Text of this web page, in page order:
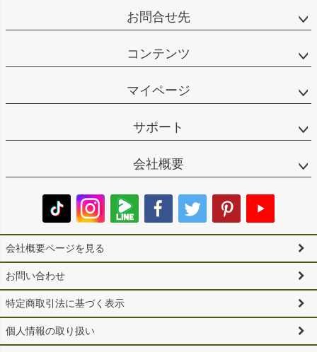
お問合せ先
コンテンツ
マイページ
サポート
会社概要
会社概要ページを見る
お問い合わせ
特定商取引法に基づく表示
個人情報の取り扱い